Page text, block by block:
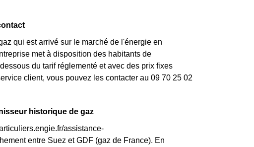
qui est arrivé sur le marché de l'énergie en
met à disposition des habitants de
du tarif réglementé et avec des prix fixes
client, vous pouvez les contacter au 09 70 25 02
historique de gaz
assistance-
entre Suez et GDF (gaz de France). En